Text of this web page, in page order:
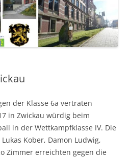
der Klasse 6a vertraten
in Zwickau würdig beim
in der Wettkampfklasse IV. Die
Lukas Kober, Damon Ludwig,
Zimmer erreichten gegen die